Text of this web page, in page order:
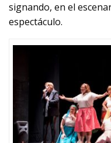
signando, en el
espectáculo.